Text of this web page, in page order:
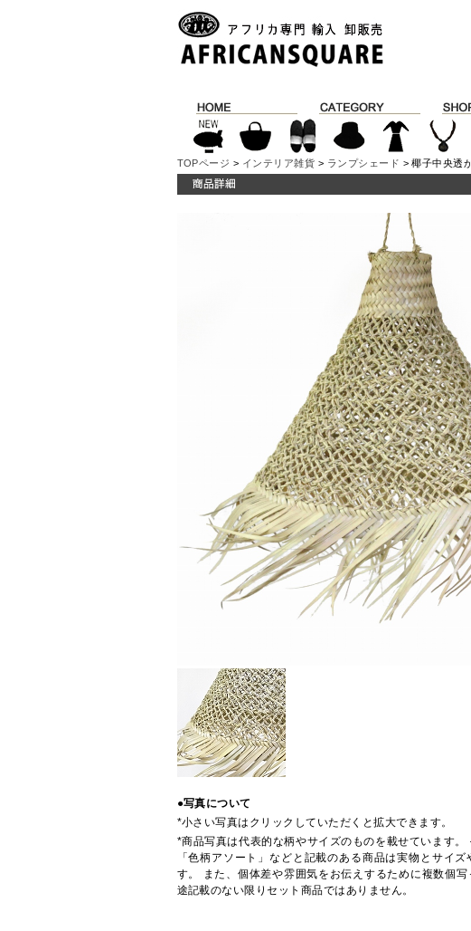
TOPページ > インテリア雑貨 > ランプシェード > 椰子中央透
●写真について
*小さい写真はクリックしていただくと拡大できます。
*商品写真は代表的な柄やサイズのものを載せています
「色柄アソート」などと記載のある商品は実物とサイ
す。 また、個体差や雰囲気をお伝えするために複数個
途記載のない限りセット商品ではありません。